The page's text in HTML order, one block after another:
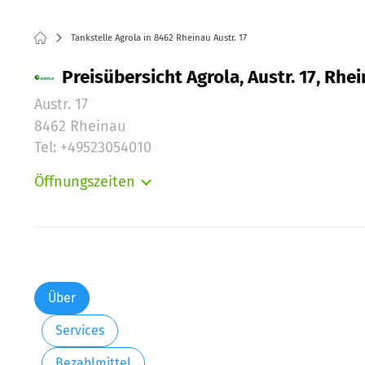
Tankstelle Agrola in 8462 Rheinau Austr. 17
Preisübersicht Agrola, Austr. 17,
Austr. 17
8462 Rheinau
Tel: +49523054010
Öffnungszeiten
Freitag:
Samstag:
Sonntag:
Über
Services